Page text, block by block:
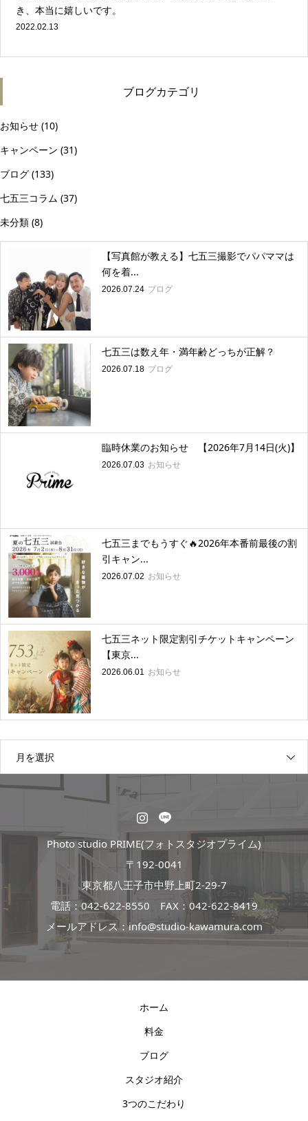
き、本当に嬉しいです。
2022.02.13
ブログカテゴリ
お知らせ (10)
キャンペーン (31)
ブログ (133)
七五三コラム (37)
未分類 (8)
【写真館が教える】七五三撮影でパパママは
何を着...
2026.07.24 ブログ
七五三は数え年・満年齢どっちが正解？
2026.07.18 ブログ
臨時休業のお知らせ 【2026年7月14日(火)】
2026.07.03 お知らせ
七五三までもうすぐ🔥2026年本番前最後の割
引キャン...
2026.07.02 お知らせ
七五三ネット限定割引チケットキャンペーン
【東京...
2026.06.01 お知らせ
月を選択
Photo studio PRIME(フォトスタジオプライム)
〒192-0041
東京都八王子市中野上町2-29-7
電話：042-622-8550 FAX：042-622-8419
メールアドレス：info@studio-kawamura.com
ホーム
料金
ブログ
スタジオ紹介
3つのこだわり